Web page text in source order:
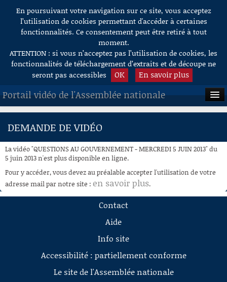
Aller au contenu
En poursuivant votre navigation sur ce site, vous acceptez
l’utilisation de cookies permettant d'accéder à certaines
fonctionnalités. Ce consentement peut être retiré à tout
moment.
ATTENTION : si vous n’acceptez pas l’utilisation de cookies, les
fonctionnalités de téléchargement d’extraits et de découpe ne
seront pas accessibles
OK En savoir plus
Portail vidéo de l'Assemblée nationale
ACCUEIL
À LA DEMANDE
RECHERCHE
AIDE À LA DÉCOUPE
DEMANDE DE VIDÉO
La vidéo "QUESTIONS AU GOUVERNEMENT - MERCREDI 5 JUIN 2013" du
5 juin 2013 n'est plus disponible en ligne.
Pour y accéder, vous devez au préalable accepter l'utilisation de votre
adresse mail par notre site : en savoir plus.
Contact
Aide
Info site
Accessibilité : partiellement conforme
Le site de l'Assemblée nationale